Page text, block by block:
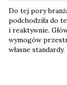
Do tej pory
podchodziła do
i reaktywnie.
wymogów
własne standardy.